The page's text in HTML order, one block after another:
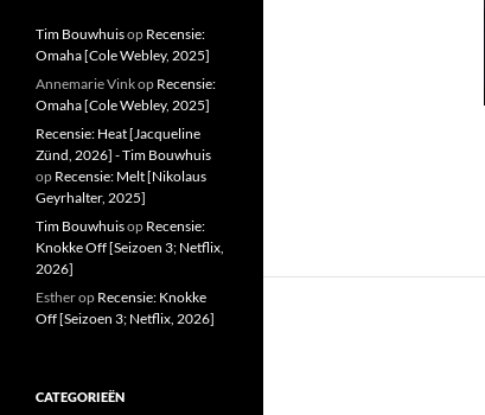
Tim Bouwhuisop Recensie:
Omaha [Cole Webley, 2025]
Annemarie Vinkop Recensie:
Omaha [Cole Webley, 2025]
Recensie: Heat [Jacqueline
Zünd, 2026] - Tim Bouwhuis
op Recensie: Melt [Nikolaus
Geyrhalter, 2025]
Tim Bouwhuisop Recensie:
Knokke Off [Seizoen 3; Netflix,
2026]
Estherop Recensie: Knokke
Off [Seizoen 3; Netflix, 2026]
CATEGORIEËN